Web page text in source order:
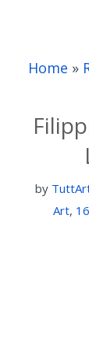
Home »
by
Art,